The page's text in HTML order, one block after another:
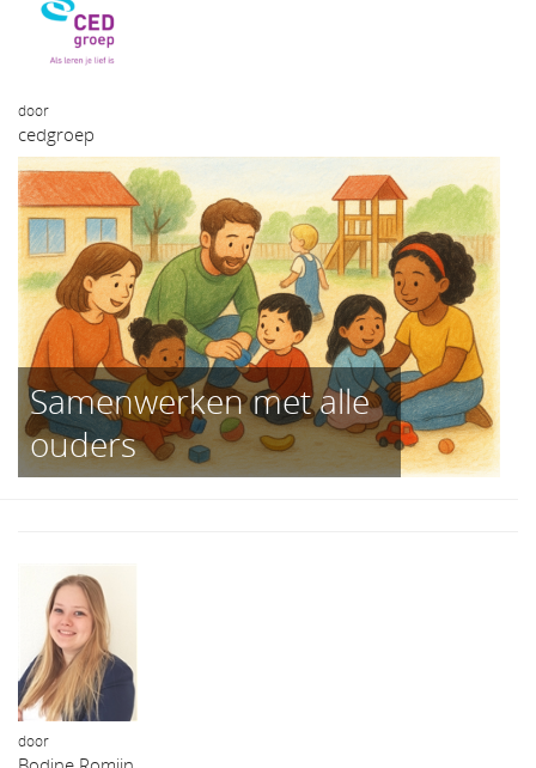
door
cedgroep
Samenwerken met alle
ouders
door